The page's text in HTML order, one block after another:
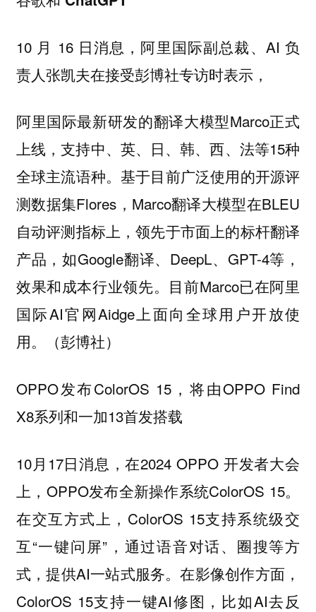
10 月 16 日消息，阿里国际副总裁、AI 负
责人张凯夫在接受彭博社专访时表示，
阿里国际最新研发的翻译大模型Marco正式
上线，支持中、英、日、韩、西、法等15种
全球主流语种。基于目前广泛使用的开源评
测数据集Flores，Marco翻译大模型在BLEU
自动评测指标上，领先于市面上的标杆翻译
产品，如Google翻译、DeepL、GPT-4等，
效果和成本行业领先。目前Marco已在阿里
国际AI官网Aidge上面向全球用户开放使
用。（彭博社）
OPPO发布ColorOS 15，将由OPPO Find
X8系列和一加13首发搭载
10月17日消息，在2024 OPPO 开发者大会
上，OPPO发布全新操作系统ColorOS 15。
在交互方式上，ColorOS 15支持系统级交
互“一键问屏”，通过语音对话、圈搜等方
式，提供AI一站式服务。在影像创作方面，
ColorOS 15支持一键AI修图，比如AI去反